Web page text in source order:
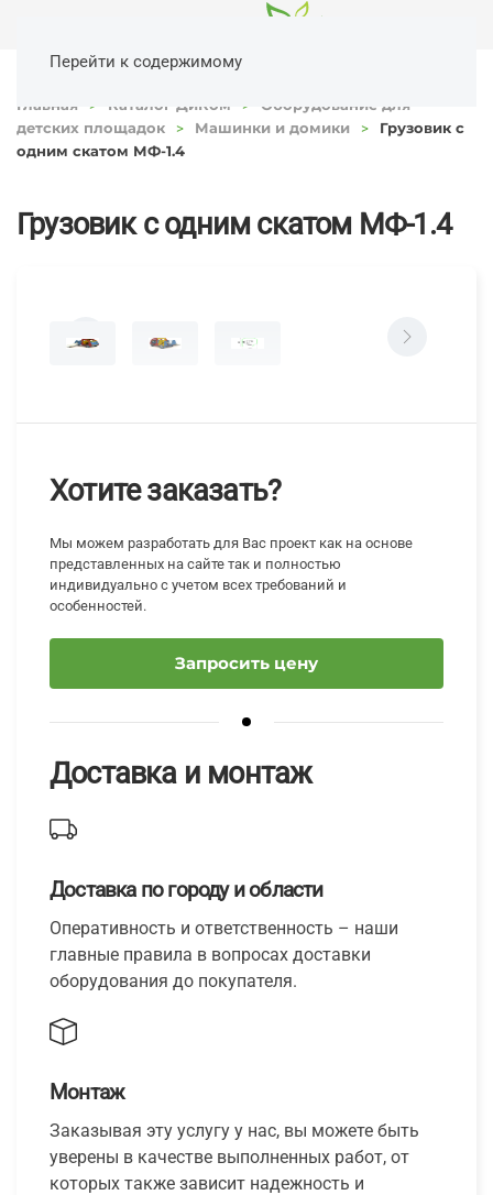
Перейти к содержимому
Главная Каталог ДиКом
Оборудование для
детских площадок
Машинки и домики
Грузовик с
одним скатом МФ-1.4
Грузовик с одним скатом МФ-1.4
Хотите заказать?
Мы можем разработать для Вас проект как на основе
представленных на сайте так и полностью
индивидуально с учетом всех требований и
особенностей.
Запросить цену
Доставка и монтаж
Доставка по городу и области
Оперативность и ответственность – наши
главные правила в вопросах доставки
оборудования до покупателя.
Монтаж
Заказывая эту услугу у нас, вы можете быть
уверены в качестве выполненных работ, от
которых также зависит надежность и